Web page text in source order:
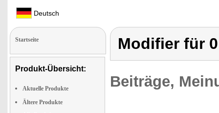
Deutsch
Startseite
Produkt-Übersicht:
Aktuelle Produkte
Ältere Produkte
Modifier für
Beiträge,